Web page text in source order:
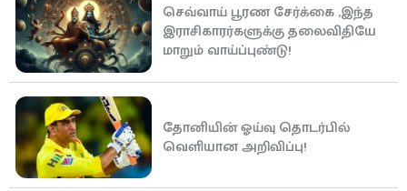
செவ்வாய் பூரண சேர்க்கை ,இந்த
இராசிகாரர்களுக்கு தலைவிதியே
மாறும் வாய்ப்புண்டு!
தோனியின் ஓய்வு தொடர்பில்
வெளியான அறிவிப்பு!